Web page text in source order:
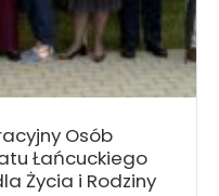
Osób
Łańcuckiego
Życia i Rodziny